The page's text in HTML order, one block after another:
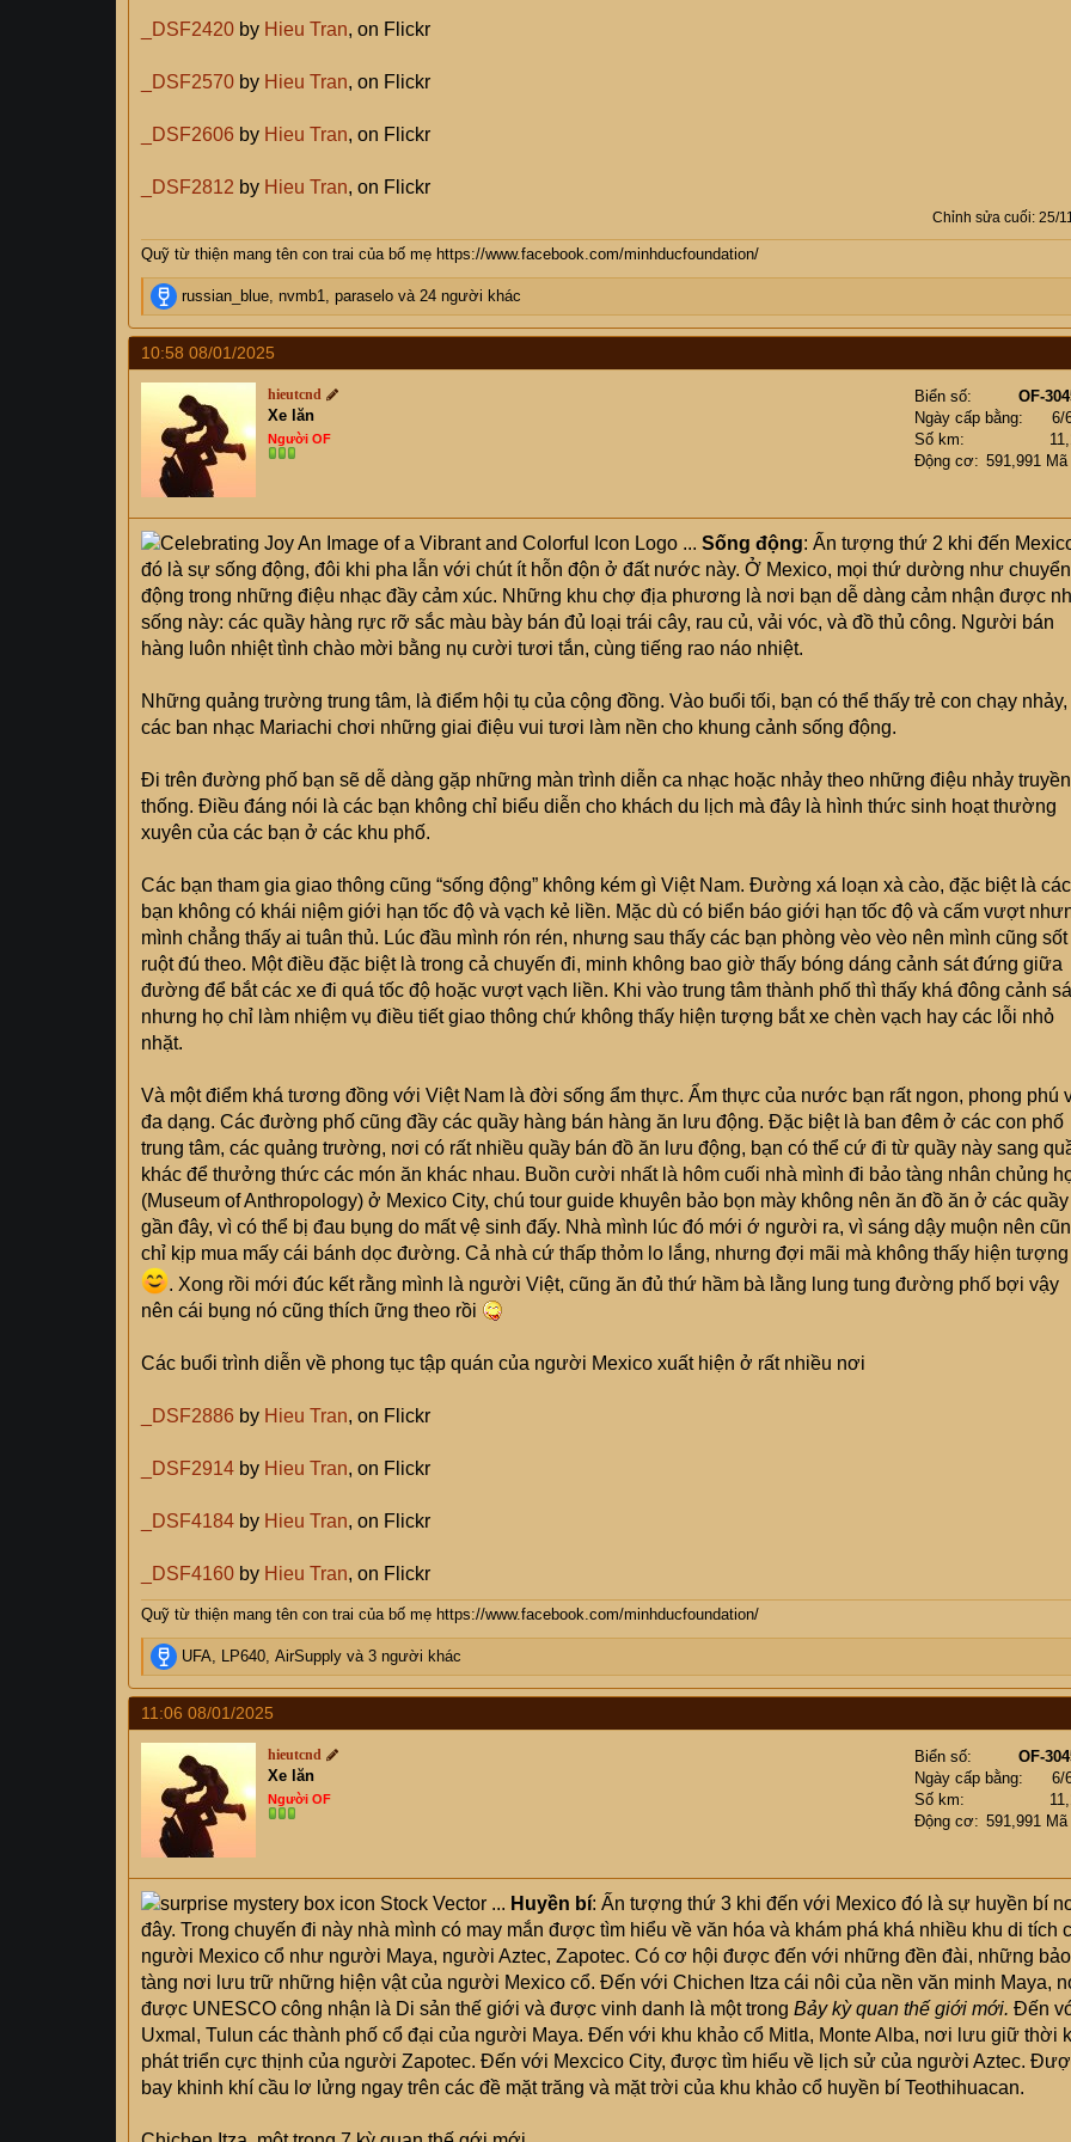
_DSF2420 by Hieu Tran, on Flickr
_DSF2570 by Hieu Tran, on Flickr
_DSF2606 by Hieu Tran, on Flickr
_DSF2812 by Hieu Tran, on Flickr
Chỉnh sửa cuối: 25/
Quỹ từ thiện mang tên con trai của bố mẹ https://www.facebook.com/minhducfoundation/
R
e
a
c
t
i
o
n
s
russian_blue, nvmb1, paraselo và 24 người khác
10:58 08/01/2025
hieutcnd
Xe lăn
Người OF
Biển số
OF-
Ngày cấp bằng
6/
Số km
Động cơ
591,991
Sống động: Ấn tượng thứ 2 khi đến
đó là sự sống động, đôi khi pha lẫn với chút ít hỗn độn ở đất nước này. Ở Mexico, mọi thứ dường như chuyển
động trong những điệu nhạc đầy cảm xúc. Những khu chợ địa phương là nơi bạn dễ dàng cảm nhận được
sống này: các quầy hàng rực rỡ sắc màu bày bán đủ loại trái cây, rau củ, vải vóc, và đồ thủ công. Người bán
hàng luôn nhiệt tình chào mời bằng nụ cười tươi tắn, cùng tiếng rao náo nhiệt.
Những quảng trường trung tâm, là điểm hội tụ của cộng đồng. Vào buổi tối, bạn có thể thấy trẻ con chạy nhảy,
các ban nhạc Mariachi chơi những giai điệu vui tươi làm nền cho khung cảnh sống động.
Đi trên đường phố bạn sẽ dễ dàng gặp những màn trình diễn ca nhạc hoặc nhảy theo những điệu nhảy truyền
thống. Điều đáng nói là các bạn không chỉ biểu diễn cho khách du lịch mà đây là hình thức sinh hoạt thường
xuyên của các bạn ở các khu phố.
Các bạn tham gia giao thông cũng “sống động” không kém gì Việt Nam. Đường xá loạn xà cào, đặc biệt là các
bạn không có khái niệm giới hạn tốc độ và vạch kẻ liền. Mặc dù có biển báo giới hạn tốc độ và cấm vượt
mình chẳng thấy ai tuân thủ. Lúc đầu mình rón rén, nhưng sau thấy các bạn phòng vèo vèo nên mình cũng sốt
ruột đú theo. Một điều đặc biệt là trong cả chuyến đi, minh không bao giờ thấy bóng dáng cảnh sát đứng giữa
đường để bắt các xe đi quá tốc độ hoặc vượt vạch liền. Khi vào trung tâm thành phố thì thấy khá đông cảnh
nhưng họ chỉ làm nhiệm vụ điều tiết giao thông chứ không thấy hiện tượng bắt xe chèn vạch hay các lỗi nhỏ
nhặt.
Và một điểm khá tương đồng với Việt Nam là đời sống ẩm thực. Ẩm thực của nước bạn rất ngon, phong phú
đa dạng. Các đường phố cũng đầy các quầy hàng bán hàng ăn lưu động. Đặc biệt là ban đêm ở các con phố
trung tâm, các quảng trường, nơi có rất nhiều quầy bán đồ ăn lưu động, bạn có thể cứ đi từ quầy này sang
khác để thưởng thức các món ăn khác nhau. Buồn cười nhất là hôm cuối nhà mình đi bảo tàng nhân chủng
(Museum of Anthropology) ở Mexico City, chú tour guide khuyên bảo bọn mày không nên ăn đồ ăn ở các quầy
gần đây, vì có thể bị đau bụng do mất vệ sinh đấy. Nhà mình lúc đó mới ớ người ra, vì sáng dậy muộn nên
chỉ kịp mua mấy cái bánh dọc đường. Cả nhà cứ thấp thỏm lo lắng, nhưng đợi mãi mà không thấy hiện
. Xong rồi mới đúc kết rằng mình là người Việt, cũng ăn đủ thứ hầm bà lằng lung tung đường phố bợi vậy
nên cái bụng nó cũng thích ững theo rồi
Các buổi trình diễn về phong tục tập quán của người Mexico xuất hiện ở rất nhiều nơi
_DSF2886 by Hieu Tran, on Flickr
_DSF2914 by Hieu Tran, on Flickr
_DSF4184 by Hieu Tran, on Flickr
_DSF4160 by Hieu Tran, on Flickr
Quỹ từ thiện mang tên con trai của bố mẹ https://www.facebook.com/minhducfoundation/
R
e
a
c
t
i
o
n
s
UFA, LP640, AirSupply và 3 người khác
11:06 08/01/2025
hieutcnd
Xe lăn
Người OF
Biển số
OF-
Ngày cấp bằng
6/
Số km
Động cơ
591,991
Huyền bí: Ấn tượng thứ 3 khi đến với Mexico đó là sự huyền bí
đây. Trong chuyến đi này nhà mình có may mắn được tìm hiểu về văn hóa và khám phá khá nhiều khu di tích
người Mexico cổ như người Maya, người Aztec, Zapotec. Có cơ hội được đến với những đền đài, những bảo
tàng nơi lưu trữ những hiện vật của người Mexico cổ. Đến với Chichen Itza cái nôi của nền văn minh Maya,
được UNESCO công nhận là Di sản thế giới và được vinh danh là một trong Bảy kỳ quan thế giới mới. Đến
Uxmal, Tulun các thành phố cổ đại của người Maya. Đến với khu khảo cổ Mitla, Monte Alba, nơi lưu giữ thời
phát triển cực thịnh của người Zapotec. Đến với Mexcico City, được tìm hiểu về lịch sử của người Aztec.
bay khinh khí cầu lơ lửng ngay trên các đề mặt trăng và mặt trời của khu khảo cổ huyền bí Teothihuacan.